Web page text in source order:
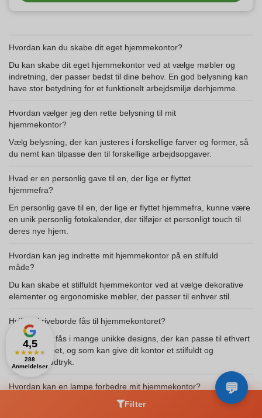
Hvordan kan du skabe dit eget hjemmekontor?
Du kan skabe dit eget hjemmekontor ved at vælge møbler og
indretning, der passer bedst til dine behov. En god belysning kan
have stor betydning for et funktionelt arbejdsmiljø derhjemme.
Hvordan vælger jeg den rette belysning til mit
hjemmekontor?
Vælg belysning, der kan justeres i forskellige farver og former, så
du nemt kan tilpasse den til forskellige arbejdsopgaver.
Hvad er en personlig gave til en, der lige er flyttet
hjemmefra?
En personlig gave til en, der lige er flyttet hjemmefra, kunne være
en unik personlig fotokalender, der tilføjer et personligt touch til
deres nye hjem.
Hvordan kan jeg indrette mit hjemmekontor på en stilfuld
måde?
Du kan skabe et stilfuldt hjemmekontor ved at vælge dekorative
elementer og ergonomiske møbler, der passer til enhver stil.
Hvilke skriveborde fås til hjemmekontoret?
Skriveborde fås i mange unikke designs, der kan passe til ethvert
rum i hjemmet, og som kan give dit kontor et stilfuldt og
funktionelt udtryk.
Hvordan kan en lampe forbedre mit hjemmekontor?
En lampe ved skrivebordet kan ikke blot give god belysning, men
Filter
4,5
★★★★★
288
Anmeldelser